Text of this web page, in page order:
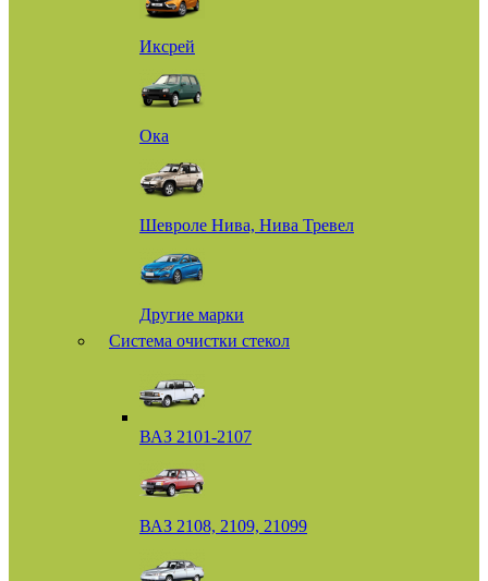
Иксрей
Ока
Шевроле Нива, Нива Тревел
Другие марки
Система очистки стекол
ВАЗ 2101-2107
ВАЗ 2108, 2109, 21099